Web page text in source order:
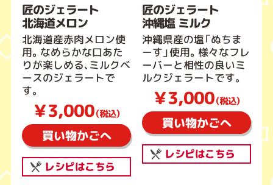
匠のジェラート
北海道メロン
北海道産赤肉メロン使
用。なめらかな口あた
りが楽しめる、ミルクベ
ースのジェラートで
す。
￥3,000（税込）
買い物かごへ
レシピはこちら
匠のジェラート
沖縄塩 ミルク
沖縄県産の塩「ぬちま
ーす」使用。様々なフレ
ーバーと相性の良いミ
ルクジェラートです。
￥3,000（税込）
買い物かごへ
レシピはこちら